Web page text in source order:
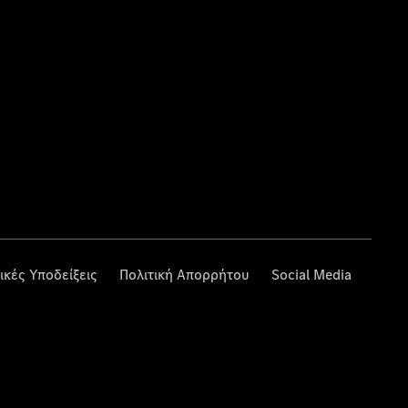
Υποδείξεις Πολιτική Απορρήτου Social Media